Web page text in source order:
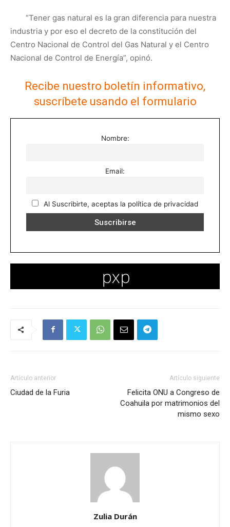
“Tener gas natural es la gran diferencia para nuestra
industria y por eso el decreto de la constitución del
Centro Nacional de Control del Gas Natural y el Centro
Nacional de Control de Energía”, opinó.
Recibe nuestro boletín informativo,
suscríbete usando el formulario
Nombre:
Email:
Al Suscribirte, aceptas la política de privacidad
Artículo anterior
Ciudad de la Furia
Artículo siguiente
Felicita ONU a Congreso de
Coahuila por matrimonios del
mismo sexo
Zulia Durán